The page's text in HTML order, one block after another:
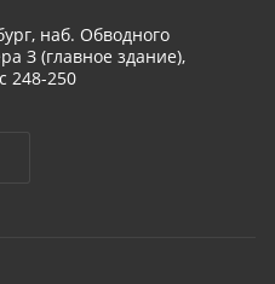
наб. Обводного
З (главное здание),
248-250